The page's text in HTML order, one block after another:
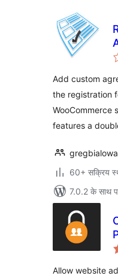
Add custom
the registration
WooCommerce
features a
60+ सक्रिय
7.0.2 के साथ
Allow website